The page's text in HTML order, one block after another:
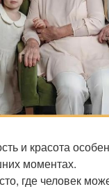
и красота
моментах.
где человек